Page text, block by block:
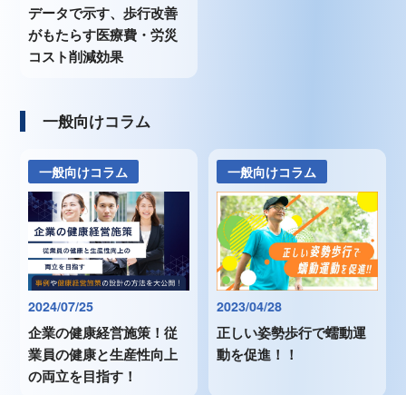
データで示す、歩行改善
がもたらす医療費・労災
コスト削減効果
一般向けコラム
一般向けコラム
2024/07/25
企業の健康経営施策！従
業員の健康と生産性向上
の両立を目指す！
一般向けコラム
2023/04/28
正しい姿勢歩行で蠕動運
動を促進！！